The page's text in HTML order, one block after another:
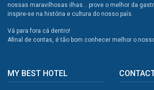
nossas maravilhosas ilhas... prove o melhor da
inspire-se na história e cultura do nosso país.
Vá para fora cá dentro!
Afinal de contas, é tão bom conhecer melhor o
MY BEST HOTEL